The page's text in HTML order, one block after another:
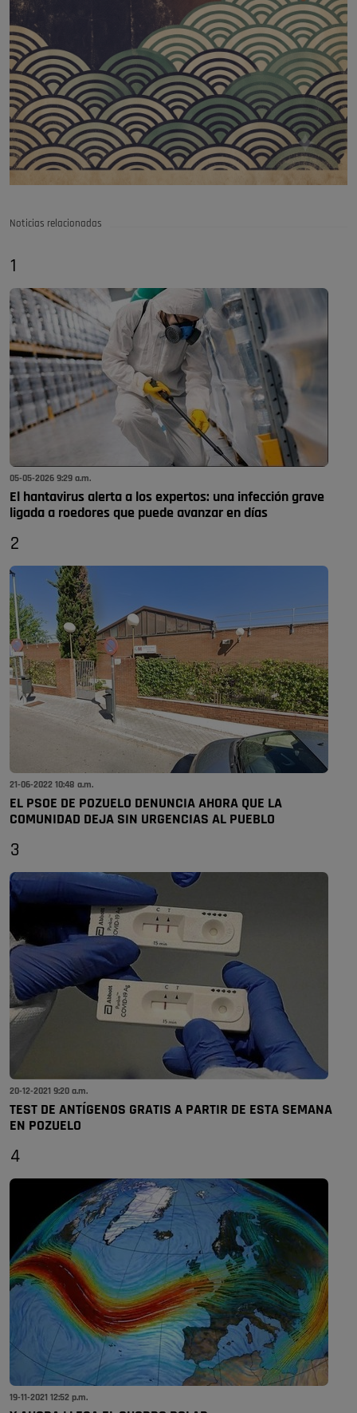
Noticias relacionadas
1
05-05-2026 9:29 a.m.
El hantavirus alerta a los expertos: una infección grave
ligada a roedores que puede avanzar en días
2
21-06-2022 10:48 a.m.
EL PSOE DE POZUELO DENUNCIA AHORA QUE LA
COMUNIDAD DEJA SIN URGENCIAS AL PUEBLO
3
20-12-2021 9:20 a.m.
TEST DE ANTÍGENOS GRATIS A PARTIR DE ESTA SEMANA
EN POZUELO
4
19-11-2021 12:52 p.m.